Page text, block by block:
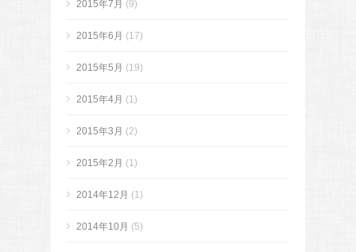
2015年7月 (9)
2015年6月 (17)
2015年5月 (19)
2015年4月 (1)
2015年3月 (2)
2015年2月 (1)
2014年12月 (1)
2014年10月 (5)